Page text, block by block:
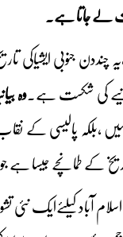
لے جاتا ہے۔
کی شکست ہے۔ وہ
نہیں ،بلکہ پالیسی
کے طمانچے جیسا ہے
آبادکیلئےایک